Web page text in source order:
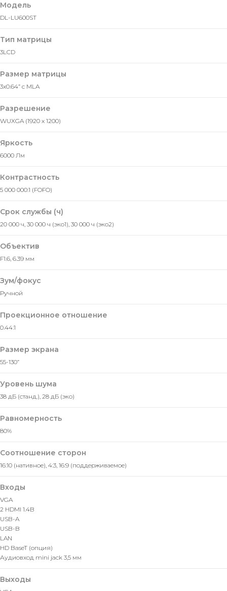
Модель
DL-LU600ST
Тип матрицы
3LCD
Размер матрицы
3x0.64” c MLA
Разрешение
WUXGA (1920 x 1200)
Яркость
6000 Лм
Контрастность
5 000 000:1 (FOFO)
Срок службы (ч)
20 000 ч, 30 000 ч (эко1), 30 000 ч (эко2)
Объектив
F1.6, 6.39 мм
Зум/фокус
Ручной
Проекционное отношение
0.44:1
Размер экрана
55-130”
Уровень шума
38 дБ (станд.), 28 дБ (эко)
Равномерность
80%
Соотношение сторон
16:10 (нативное), 4:3, 16:9 (поддерживаемое)
Входы
VGA
2 HDMI 1.4B
USB-A
USB-B
LAN
HD BaseT (опция)
Аудиовход mini jack 3,5 мм
Выходы